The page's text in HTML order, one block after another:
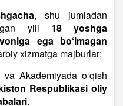
, shu jumladan
yili 18 yoshga
ega bo‘lmagan
xizmatga majburlar;
va Akademiyada o‘qish
Respublikasi oliy
.